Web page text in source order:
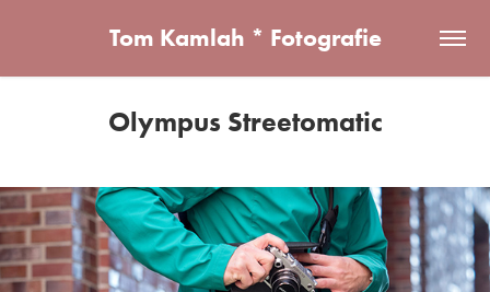
Tom Kamlah * Fotografie
Olympus Streetomatic